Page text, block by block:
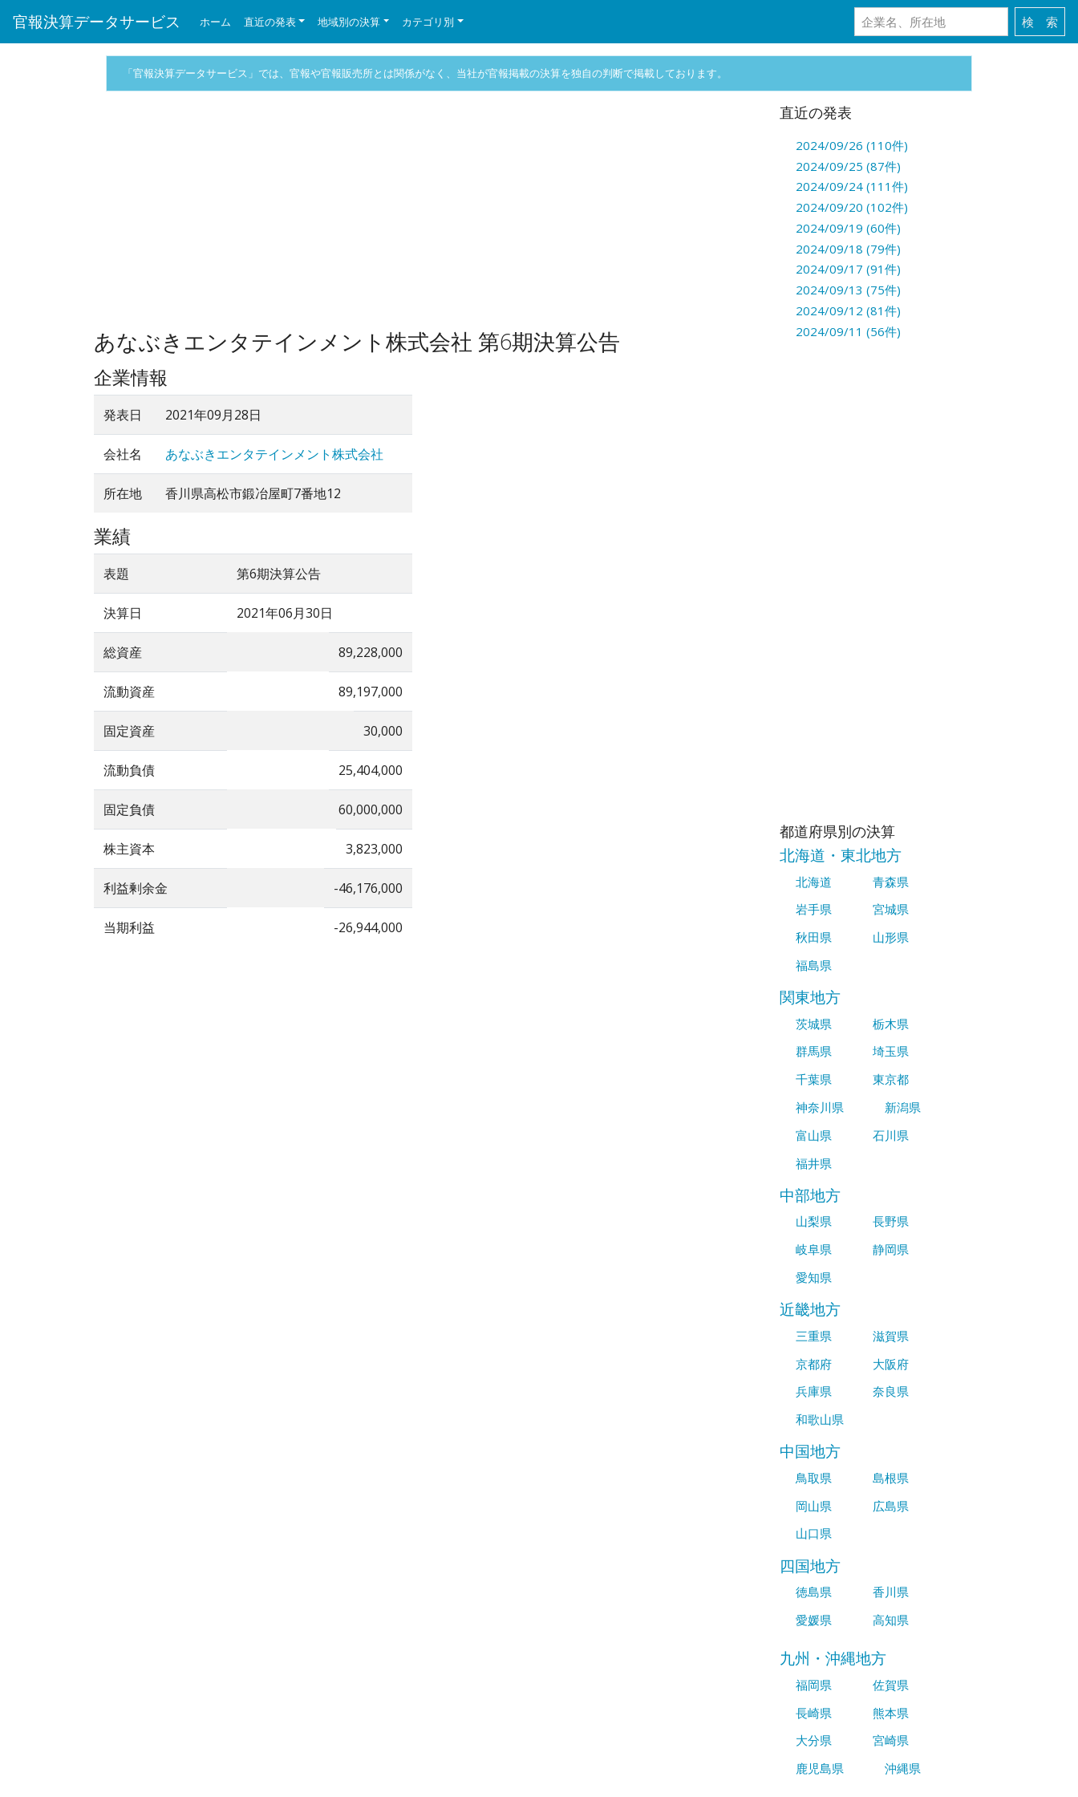
官報決算データサービス ホーム 直近の発表 地域別の決算 カテゴリ別
「官報決算データサービス」では、官報や官報販売所とは関係がなく、当社が官報掲載の決算を独自の判断で掲載しております。
あなぶきエンタテインメント株式会社 第6期決算公告
企業情報
発表日 2021年09月28日
会社名 あなぶきエンタテインメント株式会社
所在地 香川県高松市鍛冶屋町7番地12
業績
表題 第6期決算公告
決算日 2021年06月30日
総資産 89,228,000
流動資産 89,197,000
固定資産 30,000
流動負債 25,404,000
固定負債 60,000,000
株主資本 3,823,000
利益剰余金 -46,176,000
当期利益 -26,944,000
直近の発表
2024/09/26 (110件)
2024/09/25 (87件)
2024/09/24 (111件)
2024/09/20 (102件)
2024/09/19 (60件)
2024/09/18 (79件)
2024/09/17 (91件)
2024/09/13 (75件)
2024/09/12 (81件)
2024/09/11 (56件)
都道府県別の決算
北海道・東北地方
北海道
青森県
岩手県
宮城県
秋田県
山形県
福島県
関東地方
茨城県
栃木県
群馬県
埼玉県
千葉県
東京都
神奈川県
新潟県
富山県
石川県
福井県
中部地方
山梨県
長野県
岐阜県
静岡県
愛知県
近畿地方
三重県
滋賀県
京都府
大阪府
兵庫県
奈良県
和歌山県
中国地方
鳥取県
島根県
岡山県
広島県
山口県
四国地方
徳島県
香川県
愛媛県
高知県
九州・沖縄地方
福岡県
佐賀県
長崎県
熊本県
大分県
宮崎県
鹿児島県
沖縄県